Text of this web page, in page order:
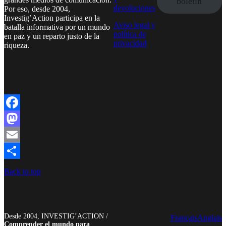
Por eso, desde 2004,
Investig’Action participa en la
batalla informativa por un mundo
en paz y un reparto justo de la
riqueza.
devoluciones
Aviso legal y
política de
privacidad
Facebook
Mastodon
Email
Compartir
Back to top
Desde 2004, INVESTIG’ACTION /
Comprender el mundo para
FrançaisAnglais